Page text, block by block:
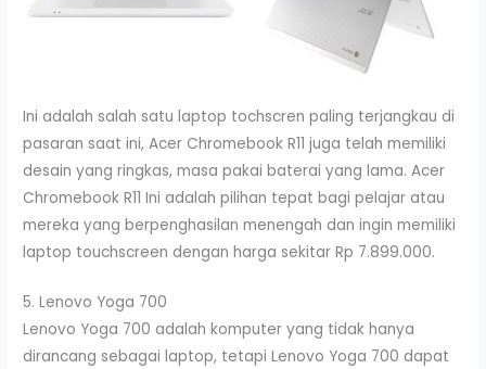
Ini adalah salah satu laptop tochscren paling terjangkau di
pasaran saat ini, Acer Chromebook R11 juga telah memiliki
desain yang ringkas, masa pakai baterai yang lama. Acer
Chromebook R11 Ini adalah pilihan tepat bagi pelajar atau
mereka yang berpenghasilan menengah dan ingin memiliki
laptop touchscreen dengan harga sekitar Rp 7.899.000.
5. Lenovo Yoga 700
Lenovo Yoga 700 adalah komputer yang tidak hanya
dirancang sebagai laptop, tetapi Lenovo Yoga 700 dapat